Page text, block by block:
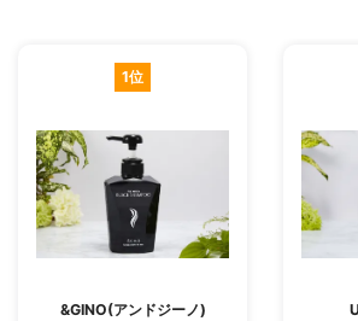
1位
&GINO(アンドジーノ)